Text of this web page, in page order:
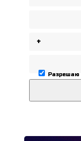
Разрешаю